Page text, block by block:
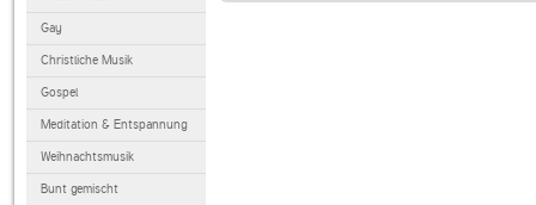
Gay
Christliche Musik
Gospel
Meditation & Entspannung
Weihnachtsmusik
Bunt gemischt